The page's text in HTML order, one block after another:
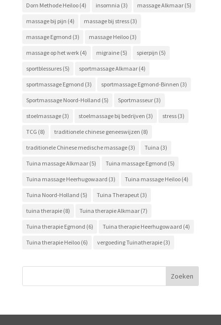
Dorn Methode Heiloo(4) insomnia (3) massage Alkmaar(5)
massage bij pijn (4) massage bij stress(3)
massage Egmond (3) massage Heiloo(3)
massage op het werk(4) migraine(5) spierpijn (5)
sportblessures(5) sportmassage Alkmaar(4)
sportmassage Egmond (3) sportmassage Egmond-Binnen (3)
Sportmassage Noord-Holland (5) Sportmasseur(3)
stoelmassage(3) stoelmassage bij bedrijven (3) stress(3)
TCG (8) traditionele chinese geneeswijzen (8)
traditionele Chinese medische massage(3) Tuina (3)
Tuina massage Alkmaar(5) Tuina massage Egmond (5)
Tuina massage Heerhugowaard (3) Tuina massage Heiloo(4)
Tuina Noord-Holland (5) Tuina Therapeut(3)
tuina therapie(8) Tuina therapie Alkmaar(7)
Tuina therapie Egmond (6) Tuina therapie Heerhugowaard (4)
Tuina therapie Heiloo(6) vergoeding Tuinatherapie(3)